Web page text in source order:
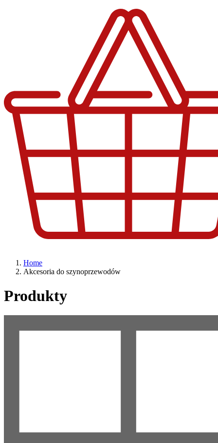
Home
Akcesoria do szynoprzewodów
Produkty